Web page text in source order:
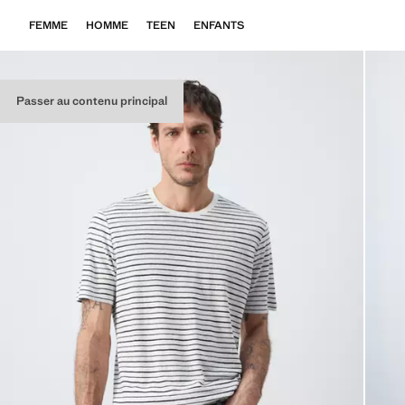
Passer au contenu principal
FEMME HOMME TEEN ENFANTS